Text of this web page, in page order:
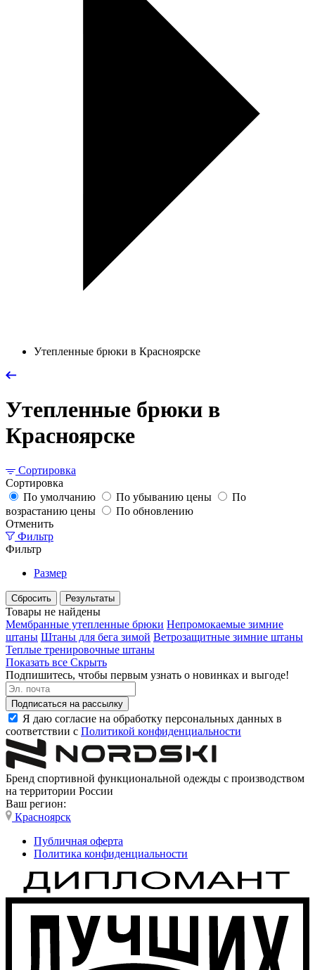
Утепленные брюки в Красноярске
Утепленные брюки в
Красноярске
Сортировка
Сортировка
По умолчанию
По убыванию цены
По
возрастанию цены
По обновлению
Отменить
Фильтр
Фильтр
Размер
Сбросить Результаты
Товары не найдены
Мембранные утепленные брюки Непромокаемые зимние
штаны Штаны для бега зимой Ветрозащитные зимние штаны
Теплые тренировочные штаны
Показать все Скрыть
Подпишитесь, чтобы первым узнать о новинках и выгоде!
Подписаться на рассылку
Я даю согласие на обработку персональных данных в
соответствии с Политикой конфиденциальности
Бренд спортивной функциональной одежды с производством
на территории России
Ваш регион:
Красноярск
Публичная оферта
Политика конфиденциальности